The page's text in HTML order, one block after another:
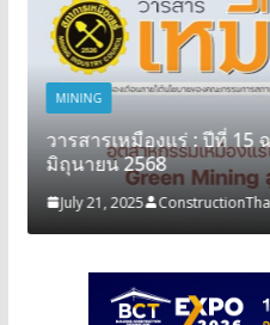
MINING
วารสารเหมืองแร่ : ปีที่
มิถุนายน 2568
July 21, 2025